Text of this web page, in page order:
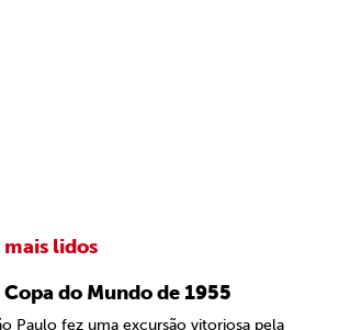
lidos
Copa do Mundo de 1955
Paulo fez uma excursão vitoriosa pela